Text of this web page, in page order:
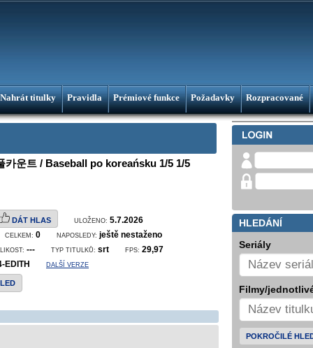
Nahrát titulky Pravidla Prémiové funkce Požadavky Rozpracované
카운트 / Baseball po koreańsku 1/5 1/5
DÁT HLAS ULOŽENO: 5.7.2026
CELKEM: 0 NAPOSLEDY: ještě nestaženo
--- TYP TITULKŮ: srt FPS: 29,97
EDITH DALŠÍ VERZE
HLEDÁNÍ
Seriály
Filmy/
POKROČILÉ